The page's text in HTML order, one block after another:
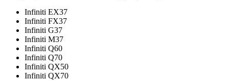
Infiniti EX37
Infiniti FX37
Infiniti G37
Infiniti M37
Infiniti Q60
Infiniti Q70
Infiniti QX50
Infiniti QX70